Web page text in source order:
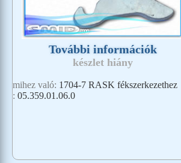
További információk
készlet hiány
mihez való: 1704-7 RASK fékszerkezethez
: 05.359.01.06.0